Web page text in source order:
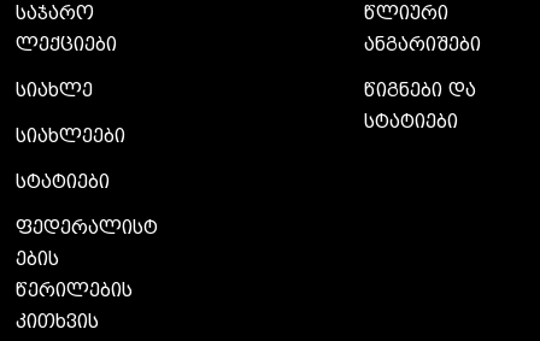
საჯარო
ლექციები
სიახლე
სიახლეები
სტატიები
ფედერალისტ
ების
წერილების
კითხვის
წლიური
ანგარიშები
წიგნები და
სტატიები